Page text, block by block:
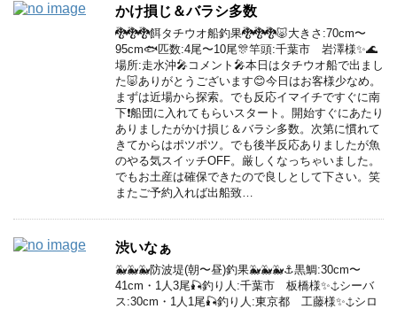
かけ損じ＆バラシ多数
🐉🐉🐉餌タチウオ船釣果🐉🐉🐉🐷大きさ:70cm〜
95cm🐟匹数:4尾〜10尾🎊竿頭:千葉市 岩澤様✨🌊
場所:走水沖🎤コメント🎤本日はタチウオ船で出まし
た🐷ありがとうございます😊今日はお客様少なめ。
まずは近場から探索。でも反応イマイチですぐに南
下❗️船団に入れてもらいスタート。開始すぐにあたり
ありましたがかけ損じ＆バラシ多数。次第に慣れて
きてからはポツポツ。でも後半反応ありましたが魚
のやる気スイッチOFF。厳しくなっちゃいました。
でもお土産は確保できたので良しとして下さい。笑
またご予約入れば出船致…
渋いなぁ
🐳🐳🐳防波堤(朝〜昼)釣果🐳🐳🐳⚓️黒鯛:30cm〜
41cm・1人3尾🎣釣り人:千葉市 板橋様✨⚓️シーバ
ス:30cm・1人1尾🎣釣り人:東京都 工藤様✨⚓️シロ